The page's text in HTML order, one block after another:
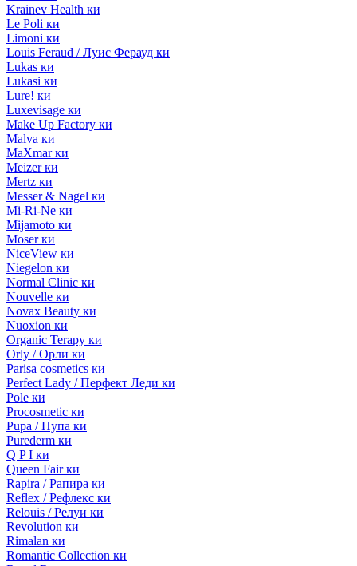
Krainev Health ки
Le Poli ки
Limoni ки
Louis Feraud / Луис Ферауд ки
Lukas ки
Lukasi ки
Lure! ки
Luxevisage ки
Make Up Factory ки
Malva ки
MaXmar ки
Meizer ки
Mertz ки
Messer & Nagel ки
Mi-Ri-Ne ки
Mijamoto ки
Moser ки
NiceView ки
Niegelon ки
Normal Clinic ки
Nouvelle ки
Novax Beauty ки
Nuoxion ки
Organic Terapy ки
Orly / Орли ки
Parisa cosmetics ки
Perfect Lady / Перфект Леди ки
Pole ки
Procosmetic ки
Pupa / Пупа ки
Purederm ки
Q P I ки
Queen Fair ки
Rapira / Рапира ки
Reflex / Рефлекс ки
Relouis / Релуи ки
Revolution ки
Rimalan ки
Romantic Collection ки